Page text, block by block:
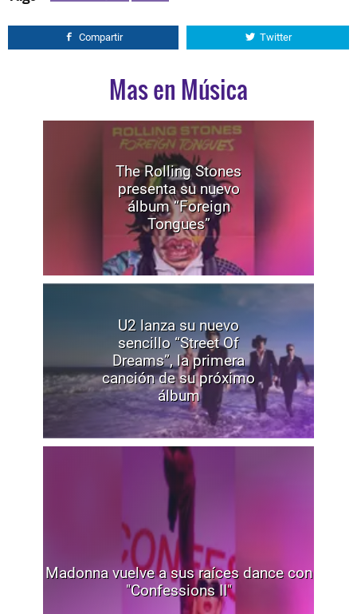
Compartir Twitter
Mas en Música
The Rolling Stones
presenta su nuevo
álbum “Foreign
Tongues”
U2 lanza su nuevo
sencillo “Street Of
Dreams”, la primera
canción de su próximo
álbum
Madonna vuelve a sus raíces dance con
"Confessions II"